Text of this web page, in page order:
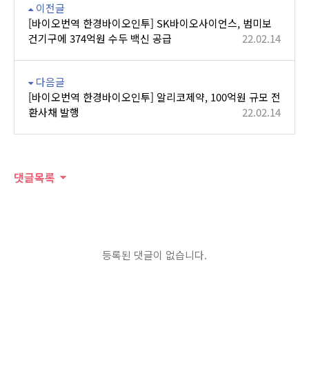
이전글
[바이오번역 한경바이오인투] SK바이오사이언스, 범미보
건기구에 374억원 수두 백신 공급
22.02.14
다음글
[바이오번역 한경바이오인투] 알리코제약, 100억원 규모 전
환사채 발행
22.02.14
댓글목록
등록된 댓글이 없습니다.